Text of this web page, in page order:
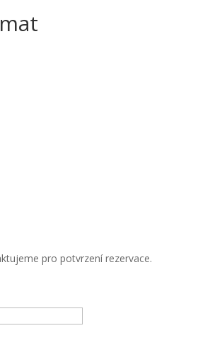
pro potvrzení rezervace.